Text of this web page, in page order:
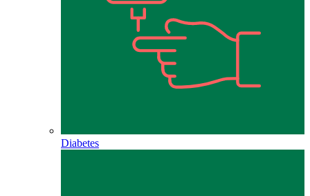
Diabetes